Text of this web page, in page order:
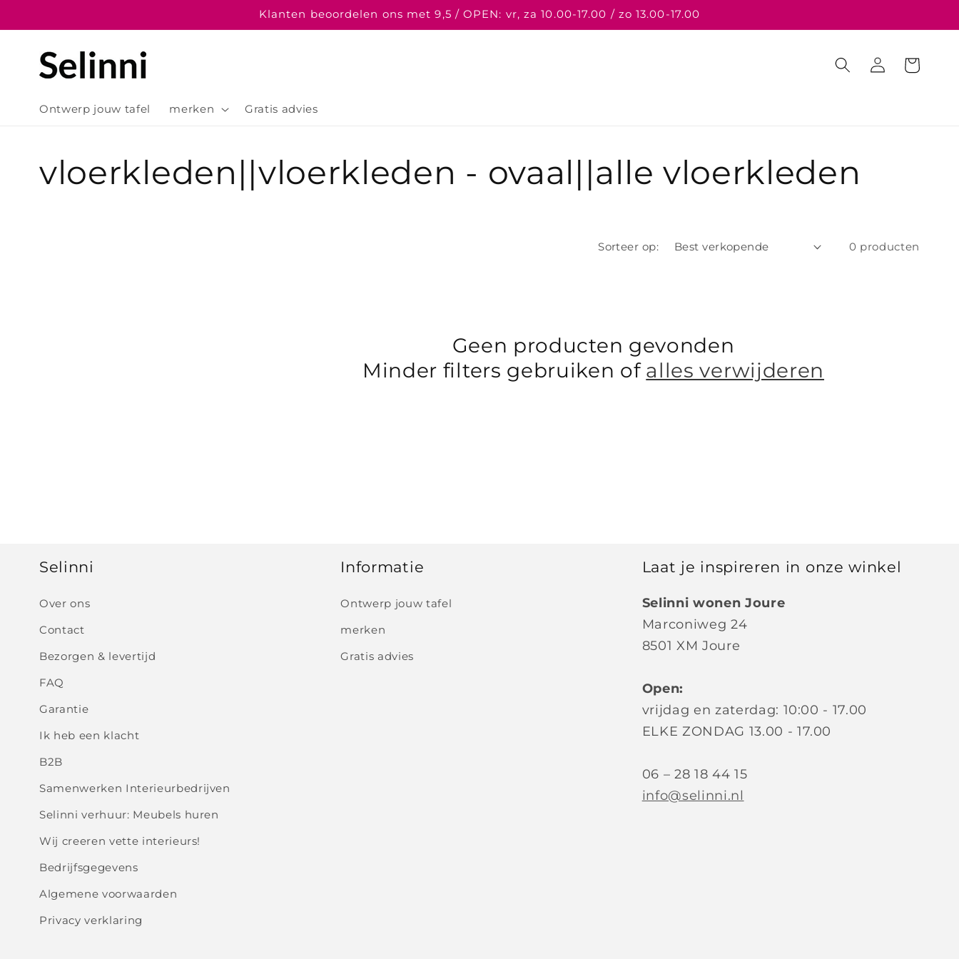
content
Klanten beoordelen ons met 9,5 / OPEN: vr, za 10.00-17.00 / zo 13.00-17.00
Ontwerp jouw tafel merken Gratis advies
Inloggen
Winkelwagen
C
:
vloerkleden||vloerkleden - ovaal||alle vloerkleden
Sorteer op: 0 producten
Geen producten gevonden
Minder filters gebruiken of alles verwijderen
Selinni
Over ons
Contact
Bezorgen & levertijd
FAQ
Garantie
Ik heb een klacht
B2B
Samenwerken Interieurbedrijven
Selinni verhuur: Meubels huren
Wij creeren vette interieurs!
Bedrijfsgegevens
Algemene voorwaarden
Privacy verklaring
Informatie
Ontwerp jouw tafel
merken
Gratis advies
Laat je inspireren in onze winkel
Selinni wonen Joure
Marconiweg 24
8501 XM Joure
Open:
vrijdag en zaterdag: 10:00 - 17.00
ELKE ZONDAG 13.00 - 17.00
06 – 28 18 44 15
info@selinni.nl